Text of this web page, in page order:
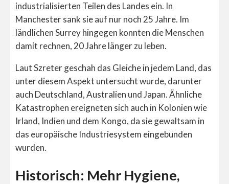
industrialisierten Teilen des Landes ein. In
Manchester sank sie auf nur noch 25 Jahre. Im
ländlichen Surrey hingegen konnten die Menschen
damit rechnen, 20 Jahre länger zu leben.
Laut Szreter geschah das Gleiche in jedem Land, das
unter diesem Aspekt untersucht wurde, darunter
auch Deutschland, Australien und Japan. Ähnliche
Katastrophen ereigneten sich auch in Kolonien wie
Irland, Indien und dem Kongo, da sie gewaltsam in
das europäische Industriesystem eingebunden
wurden.
Historisch: Mehr Hygiene,